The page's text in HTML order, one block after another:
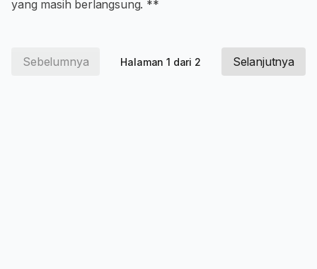
yang masih berlangsung. **
Sebelumnya Halaman 1 dari 2 Selanjutnya